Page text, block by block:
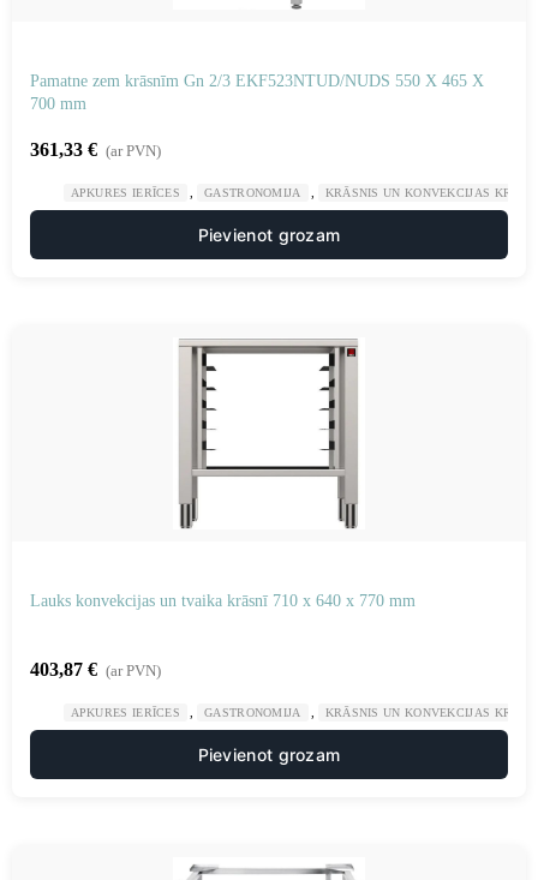
Pamatne zem krāsnīm Gn 2/3 EKF523NTUD/NUDS 550 X 465 X
700 mm
361,33 € (ar PVN)
APKURES IERĪCES GASTRONOMIJA KRĀSNIS UN KONVEKCIJAS
Pievienot grozam
Lauks konvekcijas un tvaika krāsnī 710 x 640 x 770 mm
403,87 € (ar PVN)
APKURES IERĪCES GASTRONOMIJA KRĀSNIS UN KONVEKCIJAS
Pievienot grozam